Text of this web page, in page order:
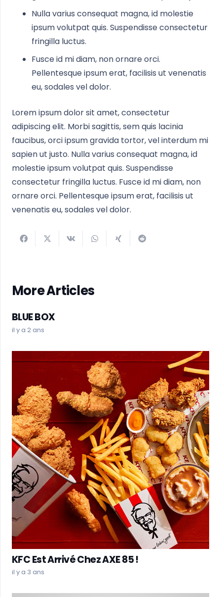
Nulla varius consequat magna, id molestie
ipsum volutpat quis. Suspendisse consectetur
fringilla luctus.
Fusce id mi diam, non ornare orci.
Pellentesque ipsum erat, facilisis ut venenatis
eu, sodales vel dolor.
Lorem ipsum dolor sit amet, consectetur
adipiscing elit. Morbi sagittis, sem quis lacinia
faucibus, orci ipsum gravida tortor, vel interdum mi
sapien ut justo. Nulla varius consequat magna, id
molestie ipsum volutpat quis. Suspendisse
consectetur fringilla luctus. Fusce id mi diam, non
ornare orci. Pellentesque ipsum erat, facilisis ut
venenatis eu, sodales vel dolor.
More Articles
BLUE BOX
il y a 2 ans
KFC Est Arrivé Chez AXE 85 !
il y a 3 ans